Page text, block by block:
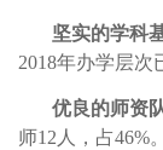
坚实的学科
2018年办学层次
优良的师资
师12 人，占46%